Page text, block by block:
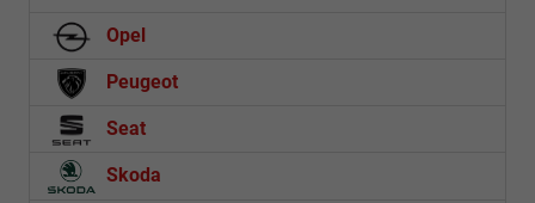
Opel
Peugeot
Seat
Skoda